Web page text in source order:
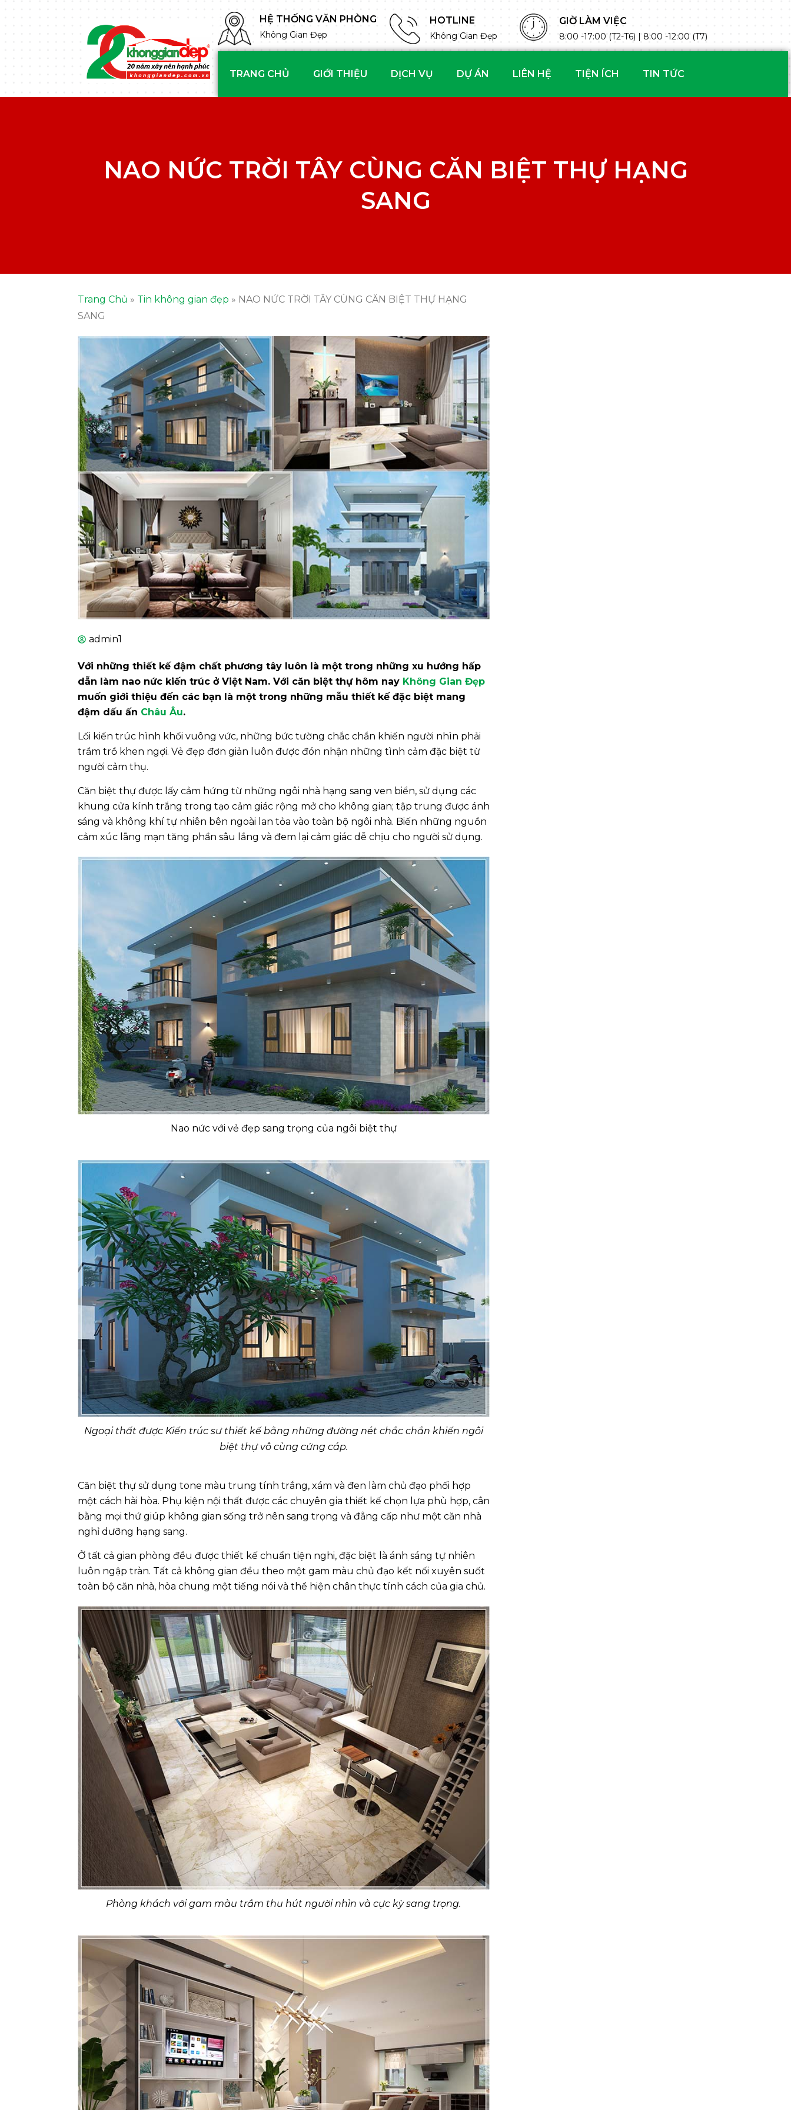
HỆ THỐNG VĂN PHÒNG
Không Gian Đẹp
HOTLINE
Không Gian Đẹp
GIỜ LÀM VIỆC
8:00 -17:00 (T2-T6) | 8:00 -12:00 (T7)
TRANG CHỦ GIỚI THIỆU DỊCH VỤ DỰ ÁN LIÊN HỆ TIỆN ÍCH TIN TỨC
NAO NỨC TRỜI TÂY CÙNG CĂN BIỆT THỰ HẠNG
SANG
Trang Chủ » Tin không gian đẹp » NAO NỨC TRỜI TÂY CÙNG CĂN BIỆT THỰ HẠNG
SANG
admin1
Với những thiết kế đậm chất phương tây luôn là một trong những xu hướng hấp
dẫn làm nao nức kiến trúc ở Việt Nam. Với căn biệt thự hôm nay Không Gian Đẹp
muốn giới thiệu đến các bạn là một trong những mẫu thiết kế đặc biệt mang
đậm dấu ấn Châu Âu.
Lối kiến trúc hình khối vuông vức, những bức tường chắc chắn khiến người nhìn phải
trầm trồ khen ngợi. Vẻ đẹp đơn giản luôn được đón nhận những tình cảm đặc biệt từ
người cảm thụ.
Căn biệt thự được lấy cảm hứng từ những ngôi nhà hạng sang ven biển, sử dụng các
khung cửa kính trắng trong tạo cảm giác rộng mở cho không gian; tập trung được ánh
sáng và không khí tự nhiên bên ngoài lan tỏa vào toàn bộ ngôi nhà. Biến những nguồn
cảm xúc lãng mạn tăng phần sâu lắng và đem lại cảm giác dễ chịu cho người sử dụng.
Nao nức với vẻ đẹp sang trọng của ngôi biệt thự
Ngoại thất được Kiến trúc sư thiết kế bằng những đường nét chắc chắn khiến ngôi
biệt thự vô cùng cứng cáp.
Căn biệt thự sử dụng tone màu trung tính trắng, xám và đen làm chủ đạo phối hợp
một cách hài hòa. Phụ kiện nội thất được các chuyên gia thiết kế chọn lựa phù hợp, cân
bằng mọi thứ giúp không gian sống trở nên sang trọng và đẳng cấp như một căn nhà
nghỉ dưỡng hạng sang.
Ở tất cả gian phòng đều được thiết kế chuẩn tiện nghi, đặc biệt là ánh sáng tự nhiên
luôn ngập tràn. Tất cả không gian đều theo một gam màu chủ đạo kết nối xuyên suốt
toàn bộ căn nhà, hòa chung một tiếng nói và thể hiện chân thực tính cách của gia chủ.
Phòng khách với gam màu trầm thu hút người nhìn và cực kỳ sang trọng.